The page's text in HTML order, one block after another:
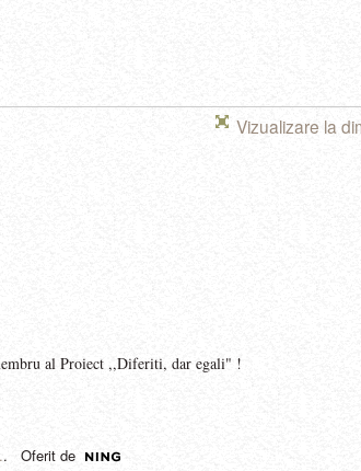
Vizualizare la
al Proiect ,,Diferiti, dar egali" !
. Oferit de